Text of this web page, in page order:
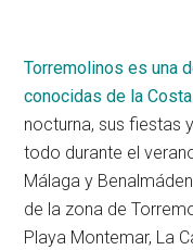
Torremolinos es una
conocidas de la
nocturna, sus fiestas
todo durante el
Málaga y
de la zona de
Playa Montemar, La